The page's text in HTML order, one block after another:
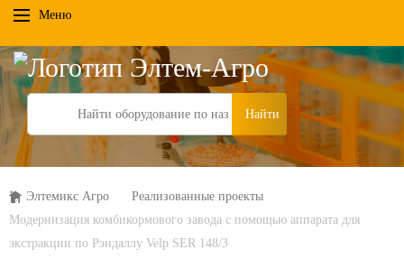
Меню
Search
Элтемикс Агро
Реализованные проекты
Модернизация комбикормового завода с помощью аппарата для
экстракции по Рэндаллу Velp SER 148/3